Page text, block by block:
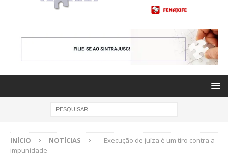
INÍCIO NOTÍCIAS
– Execução de juíza é um tiro contra a
impunidade